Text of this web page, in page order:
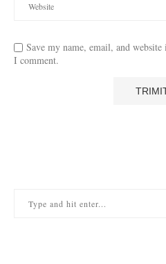
Save my name, email, and
I comment.